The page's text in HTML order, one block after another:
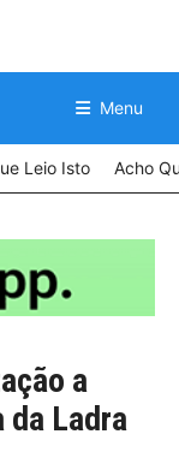
Menu
Leio Isto Acho
a
Ladra